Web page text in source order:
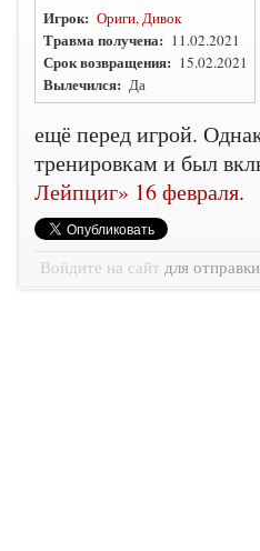
Игрок: Ориги, Дивок
Травма получена: 11.02.2021
Срок возвращения: 15.02.2021
Вылечился: Да
ещё перед игрой.
тренировкам и был
Лейпциг» 16 февраля.
Войдите на сайт для